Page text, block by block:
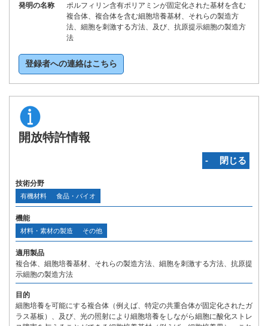
発明の名称
ポルフィリン含有ポリアミンが固定化された基材を含む
複合体、複合体を含む細胞培養基材、それらの製造方
法、細胞を刺激する方法、及び、抗原提示細胞の製造方
法
登録者への連絡はこちら
開放特許情報
‐ 閉じる
技術分野
有機材料 食品・バイオ
機能
材料・素材の製造 その他
適用製品
複合体、細胞培養基材、それらの製造方法、細胞を刺激する方法、抗原提
示細胞の製造方法
目的
細胞培養を可能にする複合体（例えば、特定の共重合体が固定化されたガ
ラス基板）、及び、光の照射により細胞培養をしながら細胞に酸化ストレ